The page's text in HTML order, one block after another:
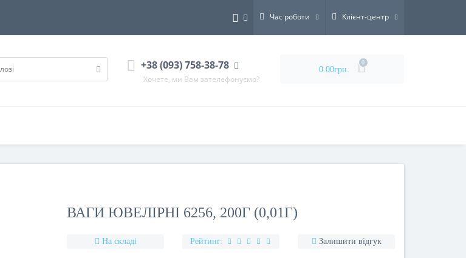
Час роботи Клієнт-центр
+38 (093) 758-38-78
Хочете, ми Вам зателефонуємо?
0.00грн.
0
ВАГИ ЮВЕЛІРНІ 6256, 200Г (0,01Г)
На складі Рейтинг: Залишити відгук